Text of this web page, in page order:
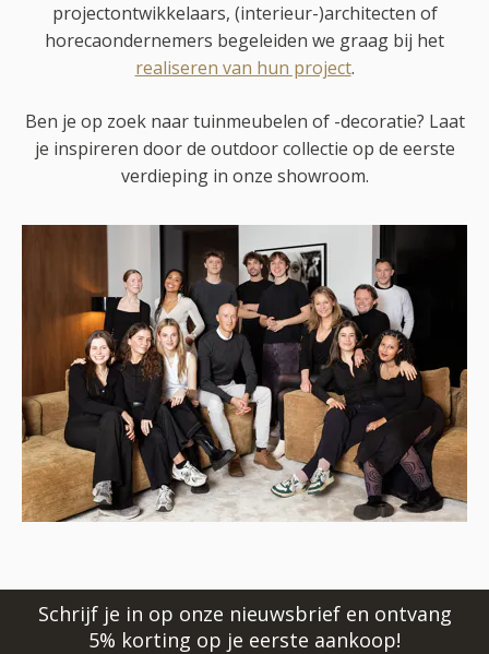
projectontwikkelaars, (interieur-)architecten of
horecaondernemers begeleiden we graag bij het
realiseren van hun project.
Ben je op zoek naar tuinmeubelen of -decoratie? Laat
je inspireren door de outdoor collectie op de eerste
verdieping in onze showroom.
Schrijf je in op onze nieuwsbrief en ontvang
5% korting op je eerste aankoop!